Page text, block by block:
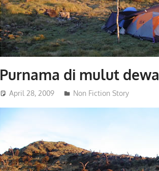
Purnama di mulut dewa
April 28, 2009 admin
Non Fiction Story